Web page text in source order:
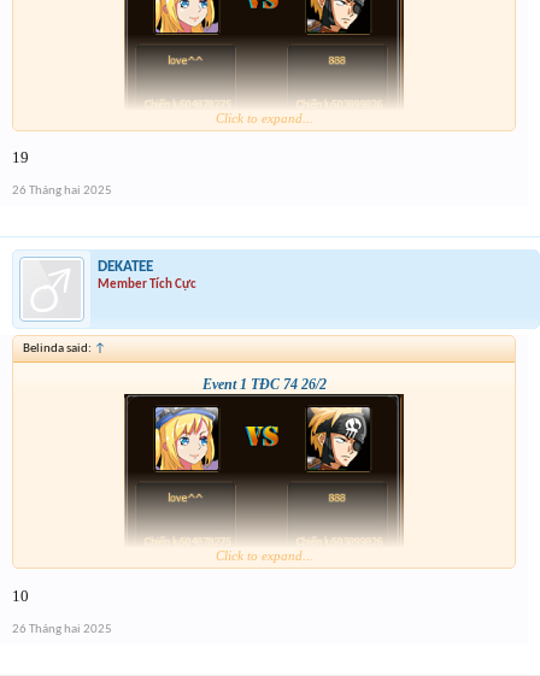
Click to expand...
19
26 Tháng hai 2025
DEKATEE
Member Tích Cực
Belinda said: ↑
Event 1 TĐC 74 26/2
Click to expand...
10
26 Tháng hai 2025